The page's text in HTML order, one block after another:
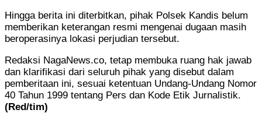
Hingga berita ini diterbitkan, pihak Polsek Kandis belum
memberikan keterangan resmi mengenai dugaan masih
beroperasinya lokasi perjudian tersebut.
Redaksi NagaNews.co, tetap membuka ruang hak jawab
dan klarifikasi dari seluruh pihak yang disebut dalam
pemberitaan ini, sesuai ketentuan Undang-Undang Nomor
40 Tahun 1999 tentang Pers dan Kode Etik Jurnalistik.
(Red/tim)